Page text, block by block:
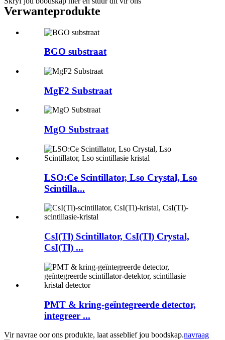
Verwanteprodukte
BGO substraat
MgF2 Substraat
MgO Substraat
LSO:Ce Scintillator, Lso Crystal, Lso
Scintilla...
CsI(Tl) Scintillator, CsI(Tl) Crystal,
CsI(Tl) ...
PMT & kring-geïntegreerde detector,
integreer ...
Vir navrae oor ons produkte, laat asseblief jou boodskap.navraag